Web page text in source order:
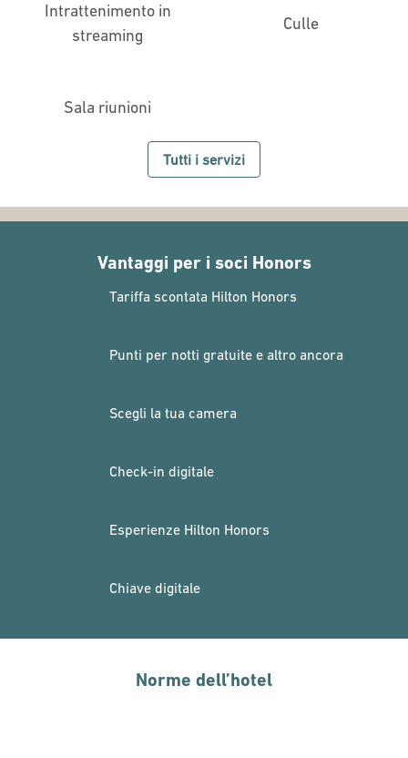
Intrattenimento in
streaming
Culle
Sala riunioni
Tutti i servizi
Vantaggi per i soci Honors
Tariffa scontata Hilton Honors
Punti per notti gratuite e altro ancora
Scegli la tua camera
Check-in digitale
Esperienze Hilton Honors
Chiave digitale
Norme dell’hotel